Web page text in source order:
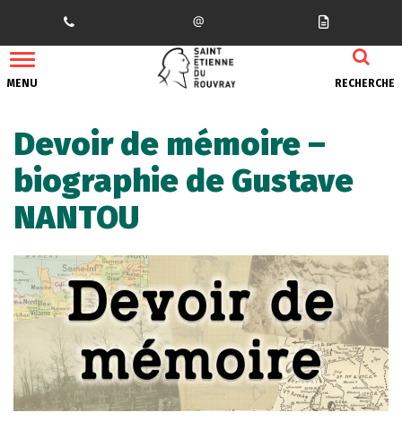
MENU RECHERCHE
Devoir de mémoire –
biographie de Gustave
NANTOU